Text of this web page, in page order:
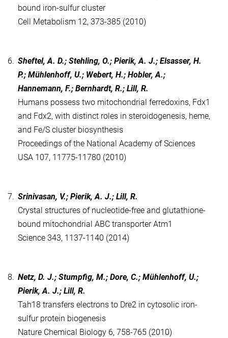
bound iron-sulfur cluster
Cell Metabolism 12, 373-385 (2010)
6. Sheftel, A. D.; Stehling, O.; Pierik, A. J.; Elsasser, H.
P.; Mühlenhoff, U.; Webert, H.; Hobler, A.;
Hannemann, F.; Bernhardt, R.; Lill, R.
Humans possess two mitochondrial ferredoxins, Fdx1
and Fdx2, with distinct roles in steroidogenesis, heme,
and Fe/S cluster biosynthesis
Proceedings of the National Academy of Sciences
USA 107, 11775-11780 (2010)
7. Srinivasan, V.; Pierik, A. J.; Lill, R.
Crystal structures of nucleotide-free and glutathione-
bound mitochondrial ABC transporter Atm1
Science 343, 1137-1140 (2014)
8. Netz, D. J.; Stumpfig, M.; Dore, C.; Mühlenhoff, U.;
Pierik, A. J.; Lill, R.
Tah18 transfers electrons to Dre2 in cytosolic iron-
sulfur protein biogenesis
Nature Chemical Biology 6, 758-765 (2010)